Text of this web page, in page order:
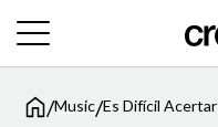
/Music/Es Difícil Acertar